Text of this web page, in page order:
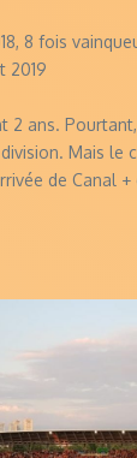
8 fois
2019
2 ans.
Mais le
de Canal +